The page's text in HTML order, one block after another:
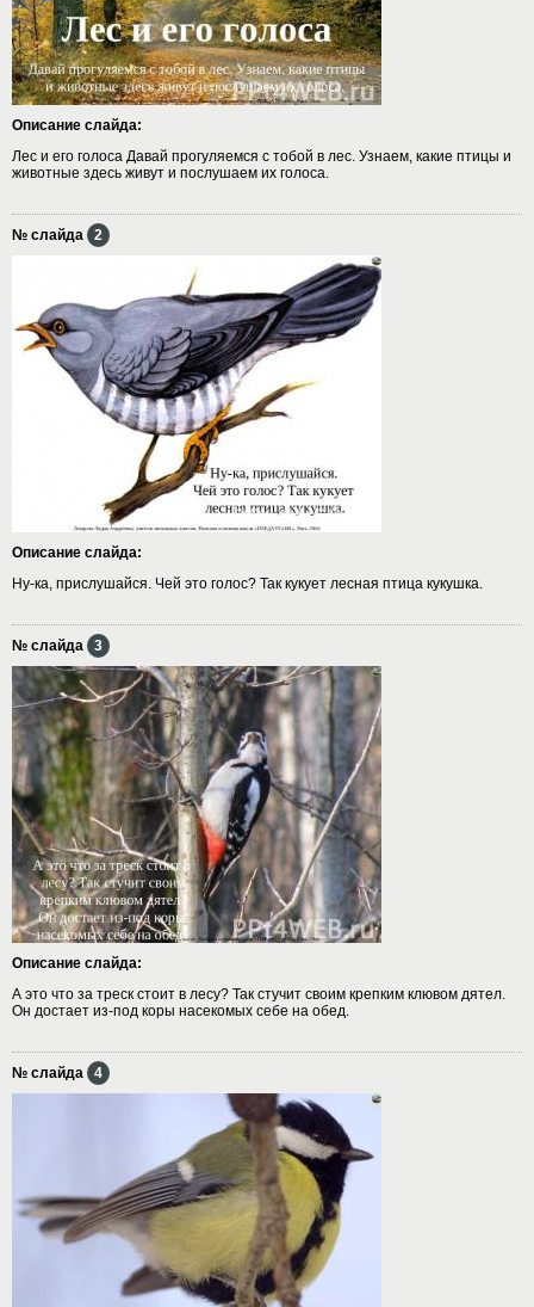
Описание слайда:
Лес и его голоса Давай прогуляемся с тобой в лес. Узнаем, какие птицы и
животные здесь живут и послушаем их голоса.
№ слайда 2
Описание слайда:
Ну-ка, прислушайся. Чей это голос? Так кукует лесная птица кукушка.
№ слайда 3
Описание слайда:
А это что за треск стоит в лесу? Так стучит своим крепким клювом дятел.
Он достает из-под коры насекомых себе на обед.
№ слайда 4